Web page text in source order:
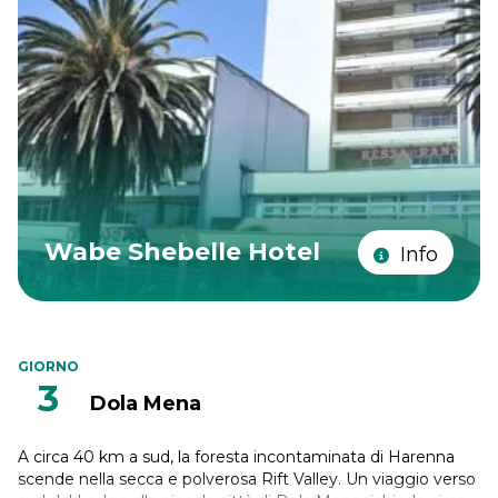
Wabe Shebelle Hotel Info
GIORNO
3 Dola Mena
A circa 40 km a sud, la foresta incontaminata di Harenna
scende nella secca e polverosa Rift Valley. Un viaggio verso